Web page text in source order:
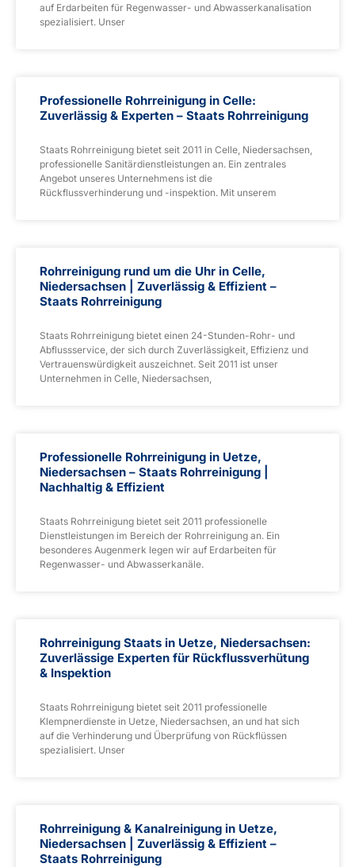
auf Erdarbeiten für Regenwasser- und Abwasserkanalisation
spezialisiert. Unser
Professionelle Rohrreinigung in Celle:
Zuverlässig & Experten – Staats Rohrreinigung
Staats Rohrreinigung bietet seit 2011 in Celle, Niedersachsen,
professionelle Sanitärdienstleistungen an. Ein zentrales
Angebot unseres Unternehmens ist die
Rückflussverhinderung und -inspektion. Mit unserem
Rohrreinigung rund um die Uhr in Celle,
Niedersachsen | Zuverlässig & Effizient –
Staats Rohrreinigung
Staats Rohrreinigung bietet einen 24-Stunden-Rohr- und
Abflussservice, der sich durch Zuverlässigkeit, Effizienz und
Vertrauenswürdigkeit auszeichnet. Seit 2011 ist unser
Unternehmen in Celle, Niedersachsen,
Professionelle Rohrreinigung in Uetze,
Niedersachsen – Staats Rohrreinigung |
Nachhaltig & Effizient
Staats Rohrreinigung bietet seit 2011 professionelle
Dienstleistungen im Bereich der Rohrreinigung an. Ein
besonderes Augenmerk legen wir auf Erdarbeiten für
Regenwasser- und Abwasserkanäle.
Rohrreinigung Staats in Uetze, Niedersachsen:
Zuverlässige Experten für Rückflussverhütung
& Inspektion
Staats Rohrreinigung bietet seit 2011 professionelle
Klempnerdienste in Uetze, Niedersachsen, an und hat sich
auf die Verhinderung und Überprüfung von Rückflüssen
spezialisiert. Unser
Rohrreinigung & Kanalreinigung in Uetze,
Niedersachsen | Zuverlässig & Effizient –
Staats Rohrreinigung